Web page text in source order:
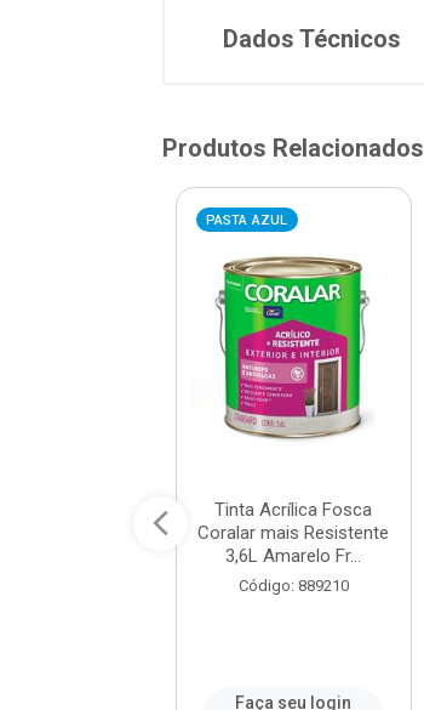
Dados Técnicos
Produtos Relacionados
PASTA AZUL
Tinta Acrílica Fosca
Coralar mais Resistente
3,6L Amarelo Fr...
Código: 889210
Faça seu login